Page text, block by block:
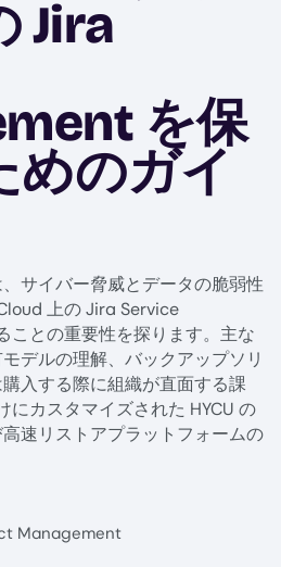
Jira
を保
めのガイ
サイバー脅威とデータの脆弱性
上の Jira Service
との重要性を探ります。主な
デルの理解、バックアップソリ
入する際に組織が直面する課
カスタマイズされた HYCU の
速リストアプラットフォームの
Management